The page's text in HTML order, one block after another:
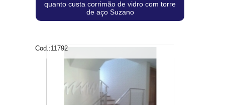
quanto custa corrimão de vidro com torre
de aço Suzano
Cod.:11792